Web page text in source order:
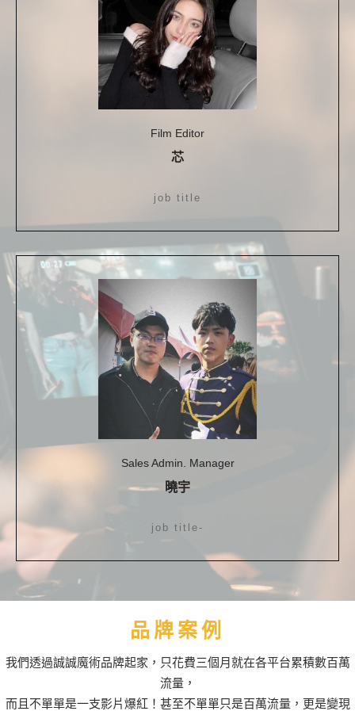
Film Editor
芯
job title
Sales Admin. Manager
曉宇
job title-
品牌案例
我們透過誠誠魔術品牌起家，只花費三個月就在各平台累積數百萬
流量，
而且不單單是一支影片爆紅！甚至不單單只是百萬流量，更是變現